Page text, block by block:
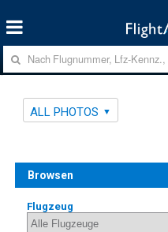
ALL PHOTOS
Browsen
Flugzeug